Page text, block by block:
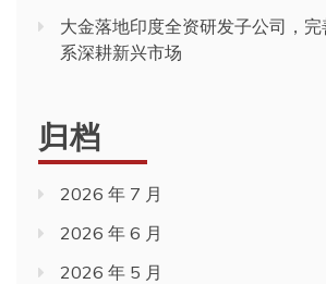
大金落地印度全资研发子公司，
系深耕新兴市场
归档
2026 年 7 月
2026 年 6 月
2026 年 5 月